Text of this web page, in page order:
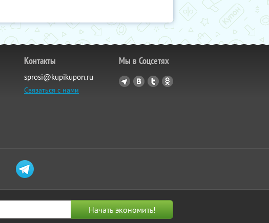
Контакты
sprosi@kupikupon.ru
Связаться с нами
Мы в Соцсетях